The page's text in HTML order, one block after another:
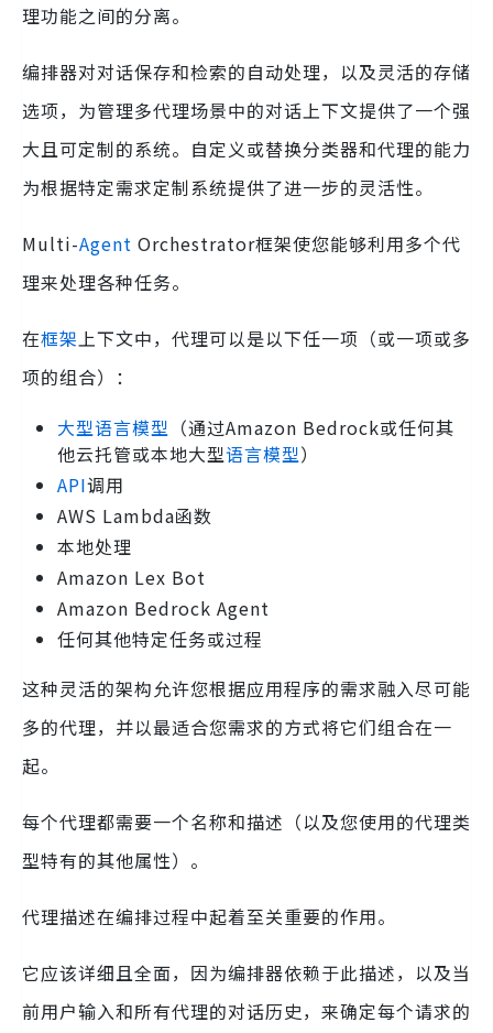
理功能之间的分离。
编排器对对话保存和检索的自动处理，以及灵活的存储
选项，为管理多代理场景中的对话上下文提供了一个强
大且可定制的系统。自定义或替换分类器和代理的能力
为根据特定需求定制系统提供了进一步的灵活性。
Multi-Agent Orchestrator框架使您能够利用多个代
理来处理各种任务。
在框架 上下文中，代理可以是以下任一项（或一项或多
项的组合）：
大型语言模型 （通过Amazon Bedrock或任何其
他云托管或本地大型语言模型）
API调用
AWS Lambda函数
本地处理
Amazon Lex Bot
Amazon Bedrock Agent
任何其他特定任务或过程
这种灵活的架构允许您根据应用程序的需求融入尽可能
多的代理，并以最适合您需求的方式将它们组合在一
起。
每个代理都需要一个名称和描述（以及您使用的代理类
型特有的其他属性）。
代理描述在编排过程中起着至关重要的作用。
它应该详细且全面，因为编排器依赖于此描述，以及当
前用户输入和所有代理的对话历史，来确定每个请求的